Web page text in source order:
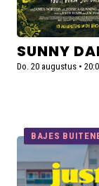
SUNNY
Do. 20 augustus •
Lees
meer
over
BAJES